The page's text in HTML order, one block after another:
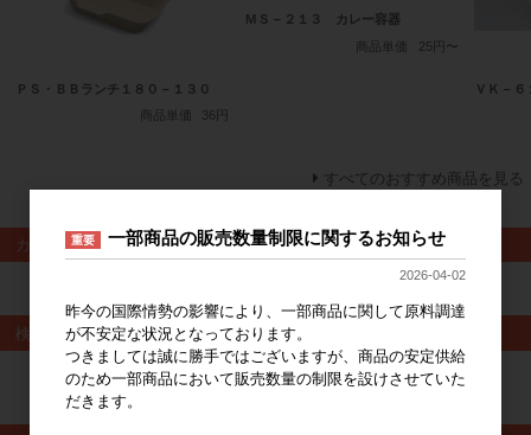
ＰＳ・ＢＢランチ１８０－１３０
商品単価
36円
ＭＳ－２１３ カレー容器
商品単価
25円〜
ＶＫ－
すべてのおすすめ商品を見る
カート
検索
検索
重要 一部商品の販売数量制限に関するお知らせ
2026-04-02
昨今の国際情勢の影響により、一部商品に関して原料調達
が不安定な状況となっております。
つきましては誠に勝手ではございますが、商品の安定供給
のため一部商品において販売数量の制限を設けさせていた
だきます。